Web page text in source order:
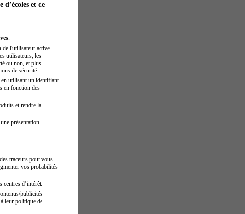
d’écoles et de
.
de l'utilisateur active
utilisateurs, les
ou non, et plus
de sécurité.
en utilisant un identifiant
en fonction des
et rendre la
présentation
traceurs pour vous
vos probabilités
d’intérêt.
publicités
leur politique de